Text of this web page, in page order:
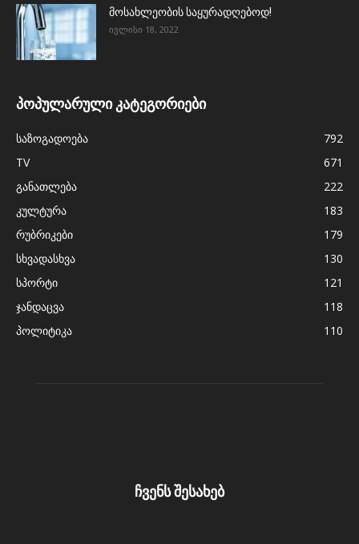
მოსახლეობის საყურადღებოდ!
ივლისი 18, 2022
პოპულარული კატეგორიები
საზოგადოება
792
TV
671
განათლება
222
კულტურა
183
რუბრიკები
179
სხვადასხვა
130
სპორტი
121
ჯანდაცვა
118
პოლიტიკა
110
ჩვენს შესახებ